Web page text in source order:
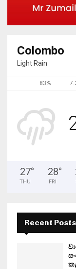
Colombo
Light Rain
83%
27°
THU
28°
FRI
Recent Posts